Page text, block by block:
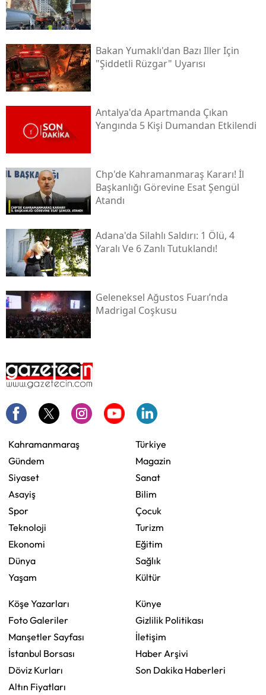
Bakan Yumaklı'dan Bazı Iller Için
"şiddetli Rüzgar" Uyarısı
Antalya'da Apartmanda Çıkan
Yangında 5 Kişi Dumandan Etkilendi
Chp'de Kahramanmaraş Kararı! İl
Başkanlığı Görevine Esat Şengül
Atandı
Adana'da Silahlı Saldırı: 1 Ölü, 4
Yaralı Ve 6 Zanlı Tutuklandı!
Geleneksel Ağustos Fuarı’nda
Madrigal Coşkusu
Kahramanmaraş
Gündem
Siyaset
Asayiş
Spor
Teknoloji
Ekonomi
Dünya
Yaşam
Türkiye
Magazin
Sanat
Bilim
Çocuk
Turizm
Eğitim
Sağlık
Kültür
Köşe Yazarları
Foto Galeriler
Manşetler Sayfası
İstanbul Borsası
Döviz Kurları
Altın Fiyatları
Künye
Gizlilik Politikası
İletişim
Haber Arşivi
Son Dakika Haberleri